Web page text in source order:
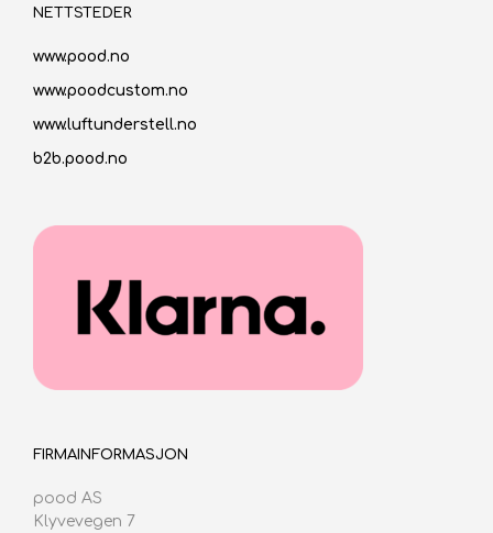
NETTSTEDER
www.pood.no
www.poodcustom.no
www.luftunderstell.no
b2b.pood.no
FIRMAINFORMASJON
pood AS
Klyvevegen 7